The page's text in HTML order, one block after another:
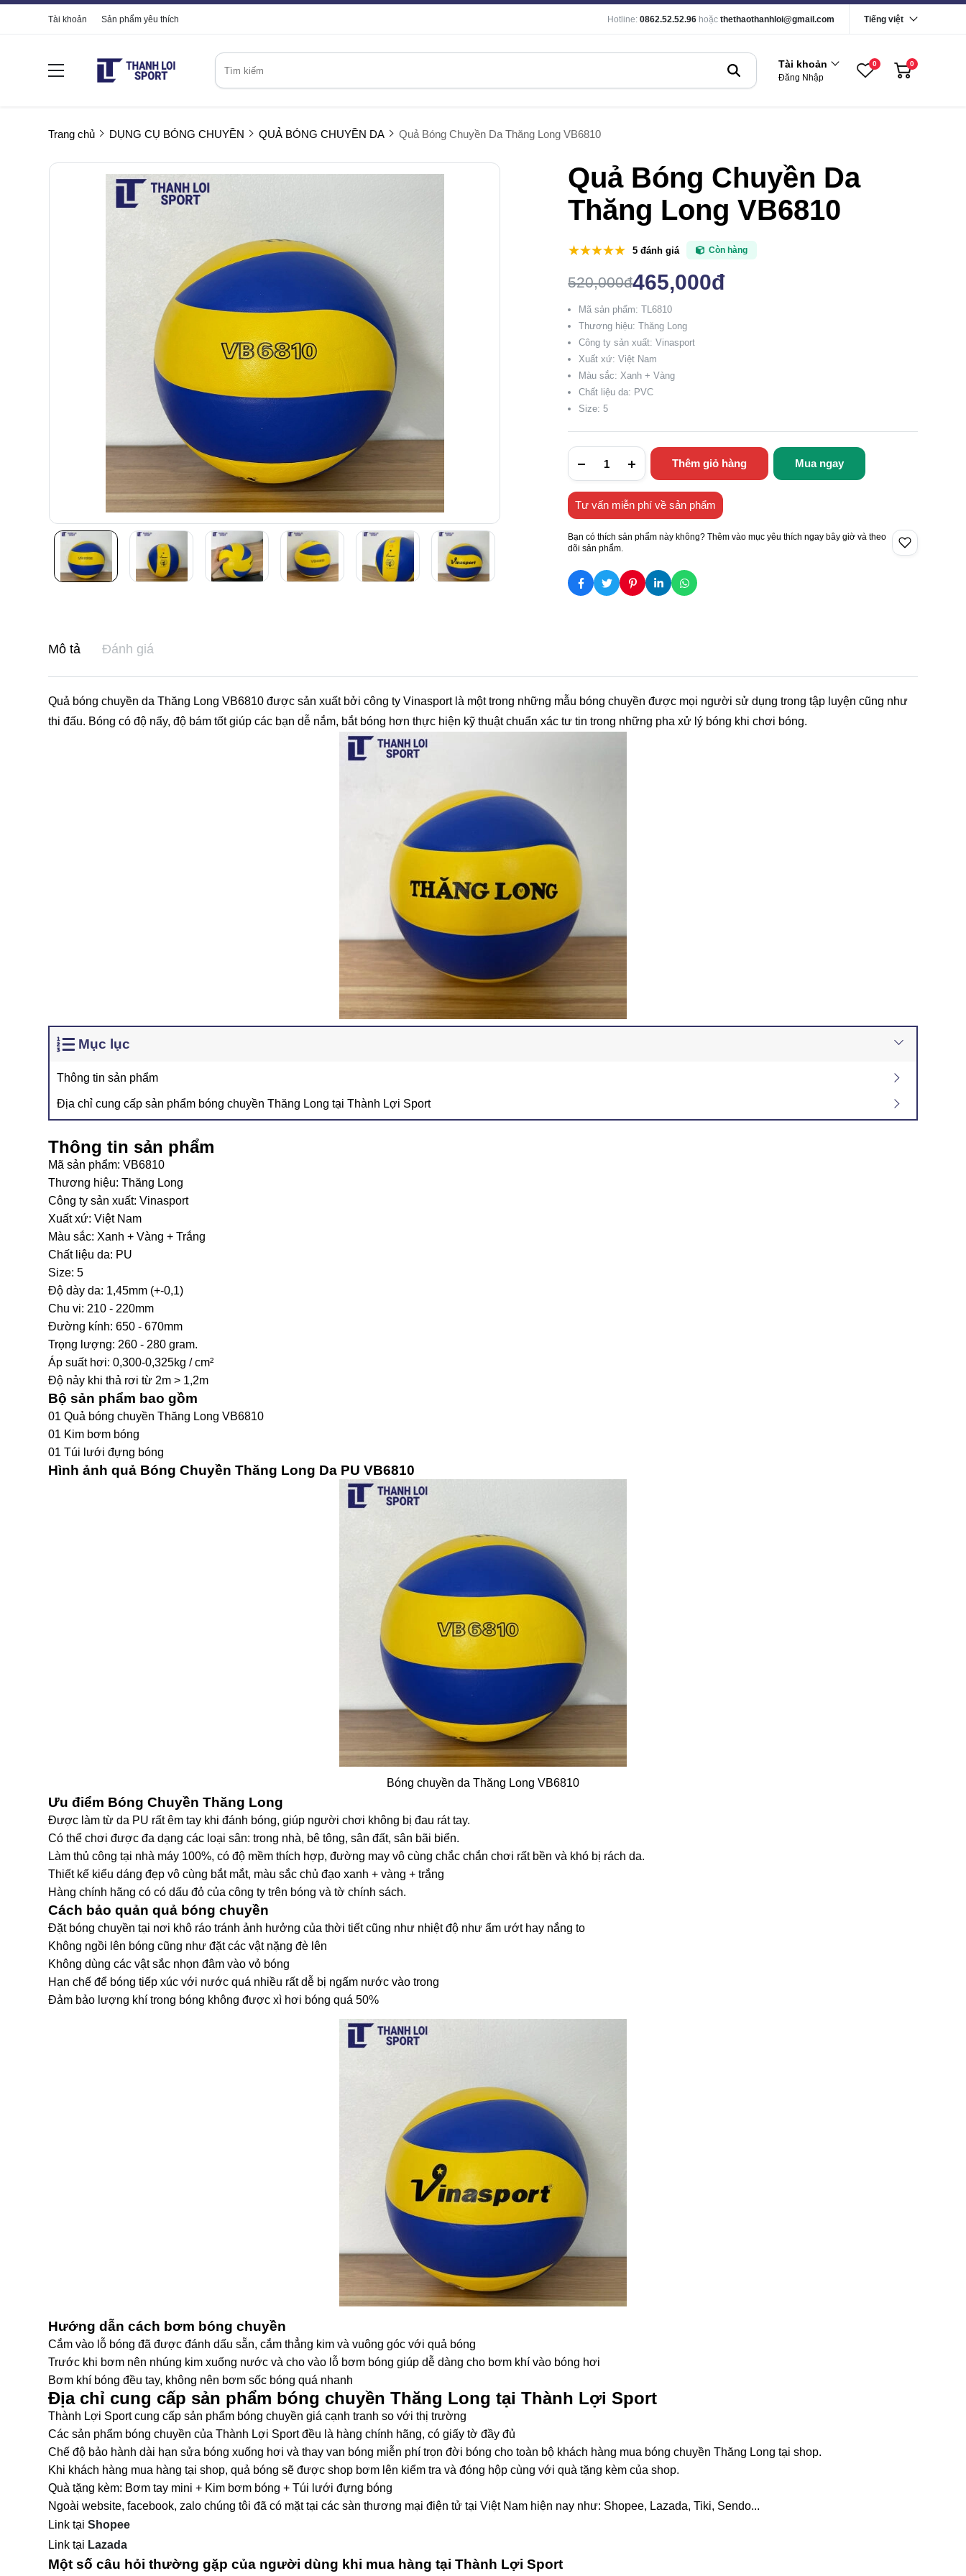
Tài khoản Sản phẩm yêu thích Hotline: 0862.52.52.96 hoặc thethaothanhloi@gmail.com Tiếng việt
Tài khoản
Đăng Nhập
0 0
Trang chủ DỤNG CỤ BÓNG CHUYỀN QUẢ BÓNG CHUYỀN DA Quả Bóng Chuyền Da Thăng Long VB6810
Quả Bóng Chuyền Da
Thăng Long VB6810
5 đánh giá Còn hàng
520,000đ465,000đ
Mã sản phẩm: TL6810
Thương hiệu: Thăng Long
Công ty sản xuất: Vinasport
Xuất xứ: Việt Nam
Màu sắc: Xanh + Vàng
Chất liệu da: PVC
Size: 5
Thêm giỏ hàng Mua ngay
Tư vấn miễn phí về sản phẩm
Bạn có thích sản phẩm này không? Thêm vào mục yêu thích ngay bây giờ và theo
dõi sản phẩm.
Mô tả Đánh giá
Quả bóng chuyền da Thăng Long VB6810 được sản xuất bởi công ty Vinasport là một trong những mẫu bóng chuyền được mọi người sử dụng trong tập luyện cũng như
thi đấu. Bóng có độ nẩy, độ bám tốt giúp các bạn dễ nắm, bắt bóng hơn thực hiện kỹ thuật chuẩn xác tư tin trong những pha xử lý bóng khi chơi bóng.
Mục lục
Thông tin sản phẩm
Địa chỉ cung cấp sản phẩm bóng chuyền Thăng Long tại Thành Lợi Sport
Thông tin sản phẩm
Mã sản phẩm: VB6810
Thương hiệu: Thăng Long
Công ty sản xuất: Vinasport
Xuất xứ: Việt Nam
Màu sắc: Xanh + Vàng + Trắng
Chất liệu da: PU
Size: 5
Độ dày da: 1,45mm (+-0,1)
Chu vi: 210 - 220mm
Đường kính: 650 - 670mm
Trọng lượng: 260 - 280 gram.
Áp suất hơi: 0,300-0,325kg / cm²
Độ nảy khi thả rơi từ 2m > 1,2m
Bộ sản phẩm bao gồm
01 Quả bóng chuyền Thăng Long VB6810
01 Kim bơm bóng
01 Túi lưới đựng bóng
Hình ảnh quả Bóng Chuyền Thăng Long Da PU VB6810
Bóng chuyền da Thăng Long VB6810
Ưu điểm Bóng Chuyền Thăng Long
Được làm từ da PU rất êm tay khi đánh bóng, giúp người chơi không bị đau rát tay.
Có thể chơi được đa dạng các loại sân: trong nhà, bê tông, sân đất, sân bãi biển.
Làm thủ công tại nhà máy 100%, có độ mềm thích hợp, đường may vô cùng chắc chắn chơi rất bền và khó bị rách da.
Thiết kế kiểu dáng đẹp vô cùng bắt mắt, màu sắc chủ đạo xanh + vàng + trắng
Hàng chính hãng có có dấu đỏ của công ty trên bóng và tờ chính sách.
Cách bảo quản quả bóng chuyền
Đặt bóng chuyền tại nơi khô ráo tránh ảnh hưởng của thời tiết cũng như nhiệt độ như ẩm ướt hay nắng to
Không ngồi lên bóng cũng như đặt các vật nặng đè lên
Không dùng các vật sắc nhọn đâm vào vỏ bóng
Hạn chế để bóng tiếp xúc với nước quá nhiều rất dễ bị ngấm nước vào trong
Đảm bảo lượng khí trong bóng không được xì hơi bóng quá 50%
Hướng dẫn cách bơm bóng chuyền
Cắm vào lỗ bóng đã được đánh dấu sẵn, cắm thẳng kim và vuông góc với quả bóng
Trước khi bơm nên nhúng kim xuống nước và cho vào lỗ bơm bóng giúp dễ dàng cho bơm khí vào bóng hơi
Bơm khí bóng đều tay, không nên bơm sốc bóng quá nhanh
Địa chỉ cung cấp sản phẩm bóng chuyền Thăng Long tại Thành Lợi Sport
Thành Lợi Sport cung cấp sản phẩm bóng chuyền giá cạnh tranh so với thị trường
Các sản phẩm bóng chuyền của Thành Lợi Sport đều là hàng chính hãng, có giấy tờ đầy đủ
Chế độ bảo hành dài hạn sửa bóng xuống hơi và thay van bóng miễn phí trọn đời bóng cho toàn bộ khách hàng mua bóng chuyền Thăng Long tại shop.
Khi khách hàng mua hàng tại shop, quả bóng sẽ được shop bơm lên kiểm tra và đóng hộp cùng với quà tặng kèm của shop.
Quà tặng kèm: Bơm tay mini + Kim bơm bóng + Túi lưới đựng bóng
Ngoài website, facebook, zalo chúng tôi đã có mặt tại các sàn thương mại điện tử tại Việt Nam hiện nay như: Shopee, Lazada, Tiki, Sendo...
Link tại Shopee
Link tại Lazada
Một số câu hỏi thường gặp của người dùng khi mua hàng tại Thành Lợi Sport